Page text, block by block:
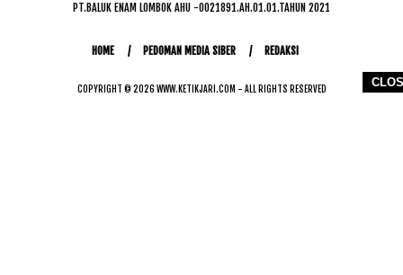
PT.BALUK ENAM LOMBOK AHU -0021891.AH.01.01.TAHUN 2021
HOME PEDOMAN MEDIA SIBER REDAKSI
COPYRIGHT © 2026 WWW.KETIKJARI.COM - ALL RIGHTS RESERVED